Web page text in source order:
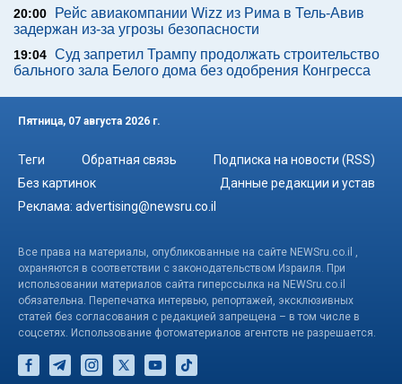
20:00
Рейс авиакомпании Wizz из Рима в Тель-Авив
задержан из-за угрозы безопасности
19:04 Суд запретил Трампу продолжать строительство
бального зала Белого дома без одобрения Конгресса
Пятница, 07 августа 2026 г.
Теги Обратная связь
Подписка на новости (RSS)
Без картинок
Данные редакции и устав
Реклама: advertising@newsru.co.il
Все права на материалы, опубликованные на сайте NEWSru.co.il ,
охраняются в соответствии с законодательством Израиля. При
использовании материалов сайта гиперссылка на NEWSru.co.il
обязательна. Перепечатка интервью, репортажей, эксклюзивных
статей без согласования с редакцией запрещена – в том числе в
соцсетях. Использование фотоматериалов агентств не разрешается.